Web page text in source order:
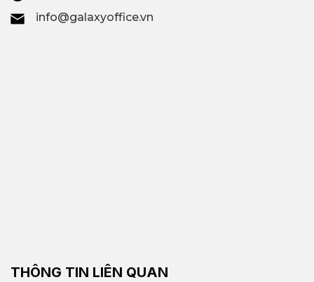
info@galaxyoffice.vn
THÔNG TIN LIÊN QUAN